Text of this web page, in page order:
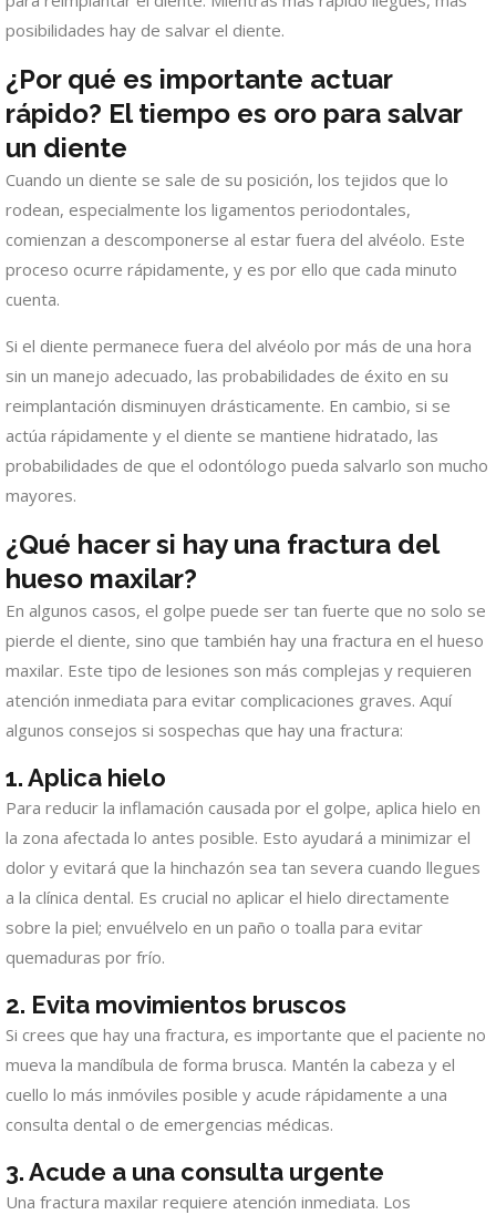
posibilidades hay de salvar el diente.
¿Por qué es importante actuar
rápido? El tiempo es oro para salvar
un diente
Cuando un diente se sale de su posición, los tejidos que lo
rodean, especialmente los ligamentos periodontales,
comienzan a descomponerse al estar fuera del alvéolo. Este
proceso ocurre rápidamente, y es por ello que cada minuto
cuenta.
Si el diente permanece fuera del alvéolo por más de una hora
sin un manejo adecuado, las probabilidades de éxito en su
reimplantación disminuyen drásticamente. En cambio, si se
actúa rápidamente y el diente se mantiene hidratado, las
probabilidades de que el odontólogo pueda salvarlo son mucho
mayores.
¿Qué hacer si hay una fractura del
hueso maxilar?
En algunos casos, el golpe puede ser tan fuerte que no solo se
pierde el diente, sino que también hay una fractura en el hueso
maxilar. Este tipo de lesiones son más complejas y requieren
atención inmediata para evitar complicaciones graves. Aquí
algunos consejos si sospechas que hay una fractura:
1.Aplica hielo
Para reducir la inflamación causada por el golpe, aplica hielo en
la zona afectada lo antes posible. Esto ayudará a minimizar el
dolor y evitará que la hinchazón sea tan severa cuando llegues
a la clínica dental. Es crucial no aplicar el hielo directamente
sobre la piel; envuélvelo en un paño o toalla para evitar
quemaduras por frío.
2. Evita movimientos bruscos
Si crees que hay una fractura, es importante que el paciente no
mueva la mandíbula de forma brusca. Mantén la cabeza y el
cuello lo más inmóviles posible y acude rápidamente a una
consulta dental o de emergencias médicas.
3.Acude a una consulta urgente
Una fractura maxilar requiere atención inmediata. Los